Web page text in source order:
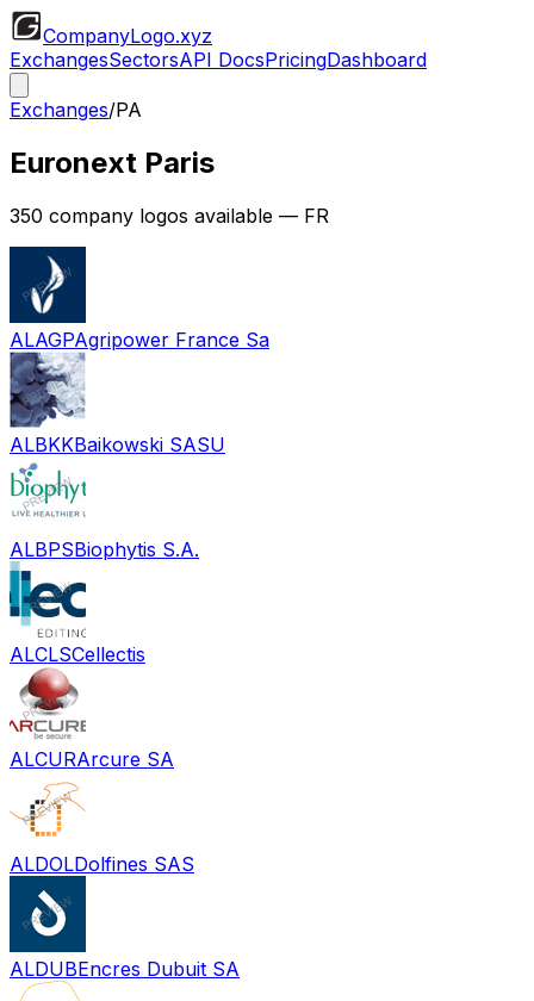
CompanyLogo.xyz
ExchangesSectorsAPI DocsPricingDashboard
Exchanges/PA
Euronext Paris
350 company logos available — FR
ALAGPAgripower France Sa
ALBKKBaikowski SASU
ALBPSBiophytis S.A.
ALCLSCellectis
ALCURArcure SA
ALDOLDolfines SAS
ALDUBEncres Dubuit SA